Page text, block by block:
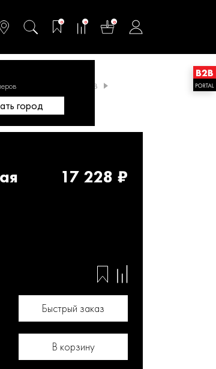
0 0 0
город
Дрели Li-Ion 18В
17 228 ₽
Быстрый заказ
В корзину